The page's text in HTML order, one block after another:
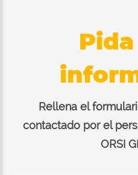
Rellena el
contactado por el
ORSI